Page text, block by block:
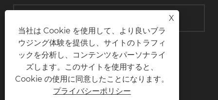
送信
X
当社は Cookie を使用して、より良いブラ
ウジング体験を提供し、サイトのトラフィ
ックを分析し、コンテンツをパーソナライ
ズします。このサイトを使用すると、
Cookie の使用に同意したことになります。
プライバシーポリシー